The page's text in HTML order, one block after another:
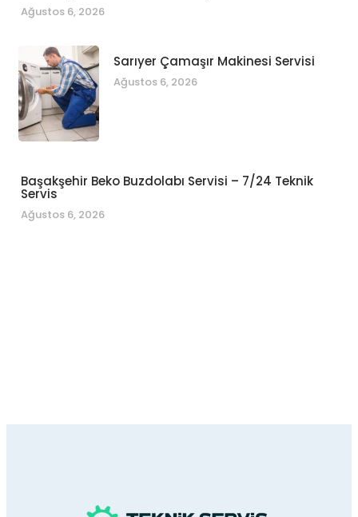
Ağustos 6, 2026
Sarıyer Çamaşır Makinesi Servisi
Ağustos 6, 2026
Başakşehir Beko Buzdolabı Servisi – 7/24 Teknik
Servis
Ağustos 6, 2026